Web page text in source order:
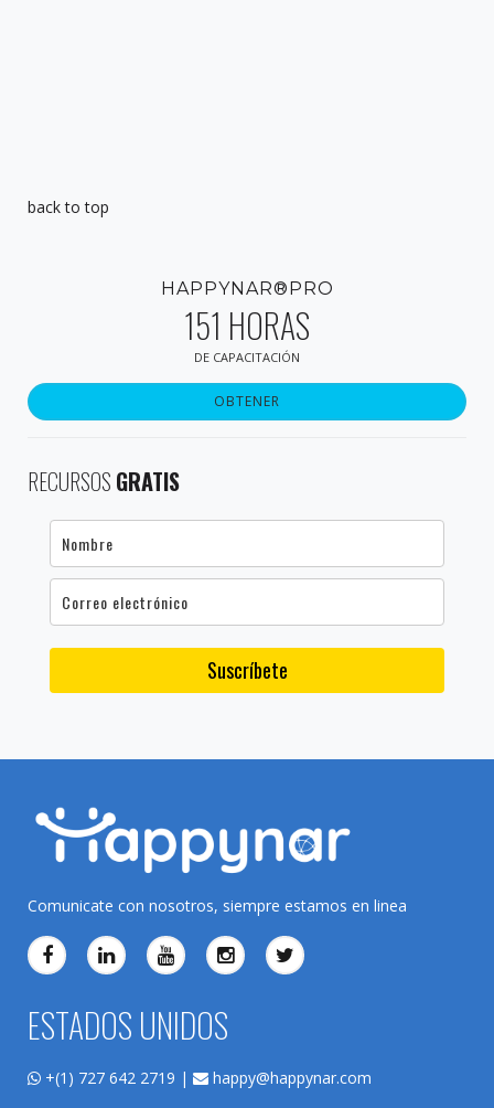
back to top
HAPPYNAR®PRO
151 HORAS
DE CAPACITACIÓN
OBTENER
RECURSOS GRATIS
Suscríbete
Comunicate con nosotros, siempre estamos en linea
ESTADOS UNIDOS
+(1) 727 642 2719 | happy@happynar.com